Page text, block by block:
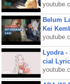
Belum
Kei
Lyodra -
cial